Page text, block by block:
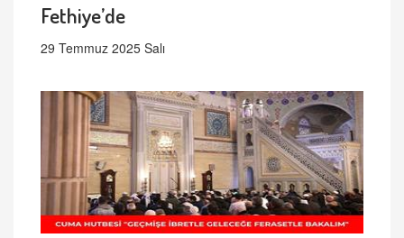
Fethiye’de
29 Temmuz 2025 Salı